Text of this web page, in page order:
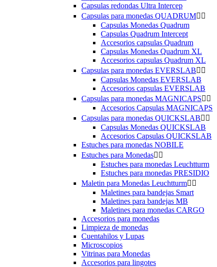
Capsulas redondas Ultra Intercep
Capsulas para monedas QUADRUM 
Capsulas Monedas Quadrum
Capsulas Quadrum Intercept
Accesorios capsulas Quadrum
Capsulas Monedas Quadrum XL
Accesorios capsulas Quadrum XL
Capsulas para monedas EVERSLAB 
Capsulas Monedas EVERSLAB
Accesorios capsulas EVERSLAB
Capsulas para monedas MAGNICAPS 
Accesorios Capsulas MAGNICAPS
Capsulas para monedas QUICKSLAB 
Capsulas Monedas QUICKSLAB
Accesorios Capsulas QUICKSLAB
Estuches para monedas NOBILE
Estuches para Monedas 
Estuches para monedas Leuchtturm
Estuches para monedas PRESIDIO
Maletin para Monedas Leuchtturm 
Maletines para bandejas Smart
Maletines para bandejas MB
Maletines para monedas CARGO
Accesorios para monedas
Limpieza de monedas
Cuentahilos y Lupas
Microscopios
Vitrinas para Monedas
Accesorios para lingotes